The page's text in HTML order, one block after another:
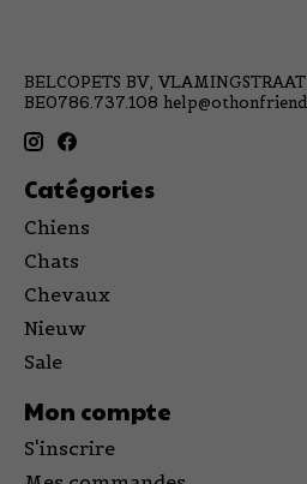
BELCOPETS BV,
BE0786.737.108
Catégories
Chiens
Chats
Chevaux
Nieuw
Sale
Mon compte
S'inscrire